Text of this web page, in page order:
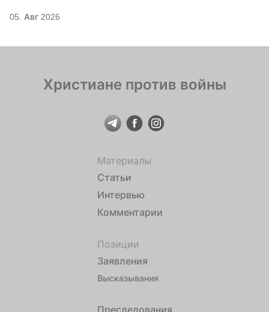
Саровского
05. Авг 2026
Христиане против войны
Материалы
Статьи
Интервью
Комментарии
Позиции
Заявления
Высказывания